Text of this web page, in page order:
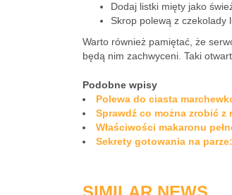
Dodaj listki mięty jako
Skrop polewą z czekolady
Warto również pamiętać, że
będą nim zachwyceni. Taki
Podobne wpisy
Polewa do ciasta
Sprawdź co można zrobić z
Właściwości makaronu
Sekrety gotowania na